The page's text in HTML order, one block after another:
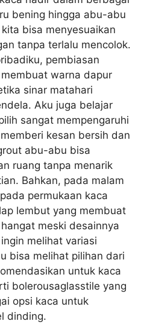
bening hingga abu-abu
bisa menyesuaikan
tanpa terlalu mencolok.
pembiasan
warna dapur
sinar matahari
Aku juga belajar
sangat mempengaruhi
kesan bersih dan
abu-abu bisa
ruang tanpa menarik
Bahkan, pada malam
permukaan kaca
lembut yang membuat
meski desainnya
melihat variasi
bisa melihat pilihan dari
untuk kaca
bolerousaglasstile yang
opsi kaca untuk
dinding.